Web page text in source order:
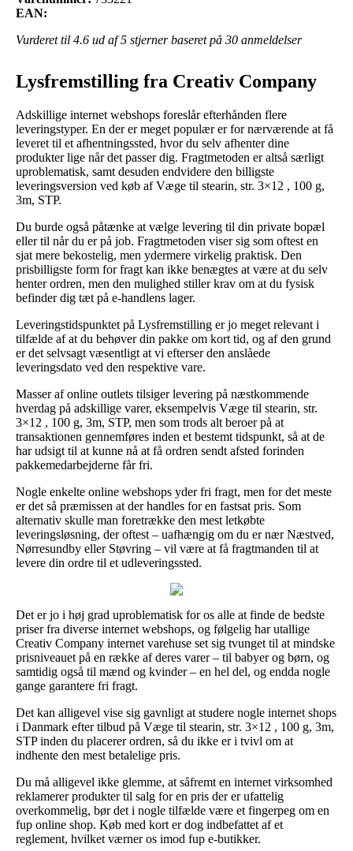
EAN:
Vurderet til 4.6 ud af 5 stjerner baseret på 30 anmeldelser
Lysfremstilling fra Creativ Company
Adskillige internet webshops foreslår efterhånden flere
leveringstyper. En der er meget populær er for nærværende at få
leveret til et afhentningssted, hvor du selv afhenter dine
produkter lige når det passer dig. Fragtmetoden er altså særligt
uproblematisk, samt desuden endvidere den billigste
leveringsversion ved køb af Væge til stearin, str. 3×12 , 100 g,
3m, STP.
Du burde også påtænke at vælge levering til din private bopæl
eller til når du er på job. Fragtmetoden viser sig som oftest en
sjat mere bekostelig, men ydermere virkelig praktisk. Den
prisbilligste form for fragt kan ikke benægtes at være at du selv
henter ordren, men den mulighed stiller krav om at du fysisk
befinder dig tæt på e-handlens lager.
Leveringstidspunktet på Lysfremstilling er jo meget relevant i
tilfælde af at du behøver din pakke om kort tid, og af den grund
er det selvsagt væsentligt at vi efterser den anslåede
leveringsdato ved den respektive vare.
Masser af online outlets tilsiger levering på næstkommende
hverdag på adskillige varer, eksempelvis Væge til stearin, str.
3×12 , 100 g, 3m, STP, men som trods alt beroer på at
transaktionen gennemføres inden et bestemt tidspunkt, så at de
har udsigt til at kunne nå at få ordren sendt afsted forinden
pakkemedarbejderne får fri.
Nogle enkelte online webshops yder fri fragt, men for det meste
er det så præmissen at der handles for en fastsat pris. Som
alternativ skulle man foretrække den mest letkøbte
leveringsløsning, der oftest – uafhængig om du er nær Næstved,
Nørresundby eller Støvring – vil være at få fragtmanden til at
levere din ordre til et udleveringssted.
Det er jo i høj grad uproblematisk for os alle at finde de bedste
priser fra diverse internet webshops, og følgelig har utallige
Creativ Company internet varehuse set sig tvunget til at mindske
prisniveauet på en række af deres varer – til babyer og børn, og
samtidig også til mænd og kvinder – en hel del, og endda nogle
gange garantere fri fragt.
Det kan alligevel vise sig gavnligt at studere nogle internet shops
i Danmark efter tilbud på Væge til stearin, str. 3×12 , 100 g, 3m,
STP inden du placerer ordren, så du ikke er i tvivl om at
indhente den mest betalelige pris.
Du må alligevel ikke glemme, at såfremt en internet virksomhed
reklamerer produkter til salg for en pris der er ufattelig
overkommelig, bør det i nogle tilfælde være et fingerpeg om en
fup online shop. Køb med kort er dog indbefattet af et
reglement, hvilket værner os imod fup e-butikker.